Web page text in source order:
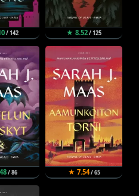
/ 142 ★ 8.52/ 125
/ 86 ★ 7.54/ 65